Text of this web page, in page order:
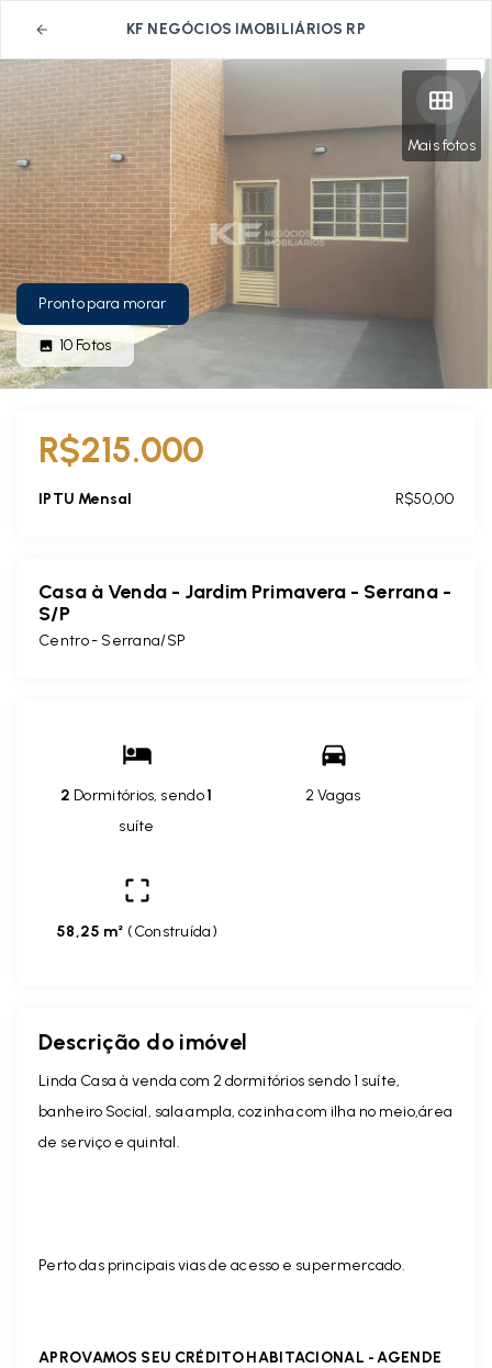
KF NEGÓCIOS IMOBILIÁRIOS RP
Mais fotos
Pronto para morar
10 Fotos
R$215.000
IPTU Mensal R$50,00
Casa à Venda - Jardim Primavera - Serrana -
S/P
Centro - Serrana/SP
2 Dormitórios, sendo1
suíte
2 Vagas
58,25 m² (Construída)
Descrição do imóvel
Linda Casa à venda com 2 dormitórios sendo 1 suíte,
banheiro Social, sala ampla, cozinha com ilha no meio,área
de serviço e quintal.
Perto das principais vias de acesso e supermercado.
APROVAMOS SEU CRÉDITO HABITACIONAL - AGENDE